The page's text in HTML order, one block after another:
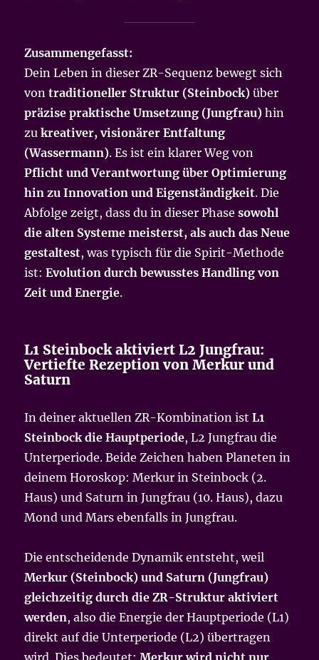
Zusammengefasst:
Dein Leben in dieser ZR-Sequenz bewegt sich
vontraditioneller Struktur (Steinbock) über
präzise praktische Umsetzung (Jungfrau) hin
zukreativer, visionärer Entfaltung
(Wassermann). Es ist ein klarer Weg von
Pflicht und Verantwortung über Optimierung
hin zu Innovation und Eigenständigkeit. Die
Abfolge zeigt, dass du in dieser Phasesowohl
die alten Systeme meisterst, als auch das Neue
gestaltest, was typisch für die Spirit-Methode
ist:Evolution durch bewusstes Handling von
Zeit und Energie.
L1 Steinbock aktiviert L2 Jungfrau:
Vertiefte Rezeption von Merkur und
Saturn
In deiner aktuellen ZR-Kombination istL1
Steinbock die Hauptperiode, L2 Jungfrau die
Unterperiode. Beide Zeichen haben Planeten in
deinem Horoskop: Merkur in Steinbock (2.
Haus) und Saturn in Jungfrau (10. Haus), dazu
Mond und Mars ebenfalls in Jungfrau.
Die entscheidende Dynamik entsteht, weil
Merkur (Steinbock) und Saturn (Jungfrau)
gleichzeitig durch die ZR-Struktur aktiviert
werden, also die Energie der Hauptperiode (L1)
direkt auf die Unterperiode (L2) übertragen
wird. Dies bedeutet:Merkur wird nicht nur